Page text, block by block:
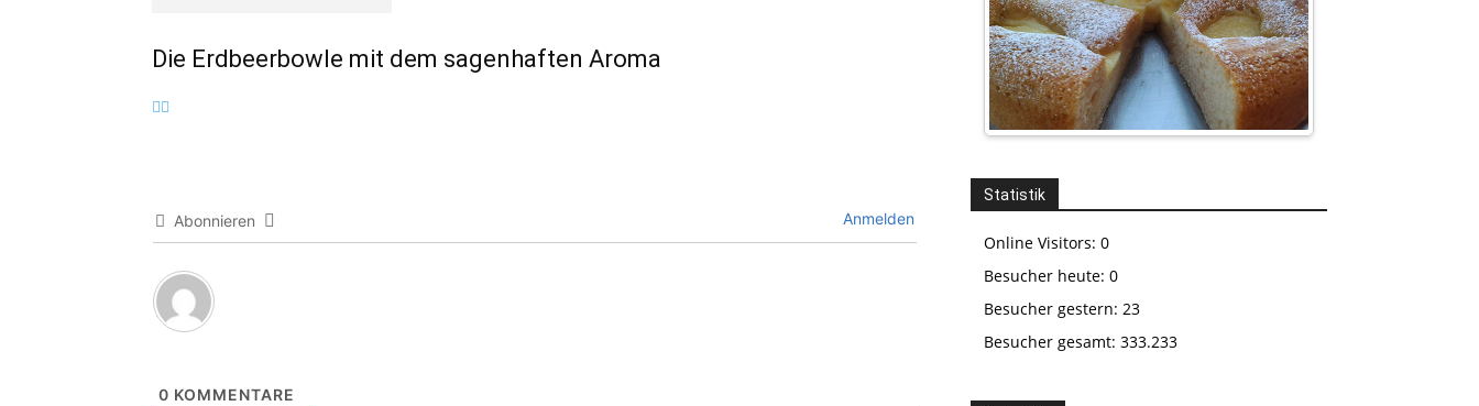
Die Erdbeerbowle mit dem sagenhaften Aroma
Abonnieren Anmelden
0 KOMMENTARE
Statistik
Online Visitors: 0
Besucher heute: 0
Besucher gestern: 23
Besucher gesamt: 333.233